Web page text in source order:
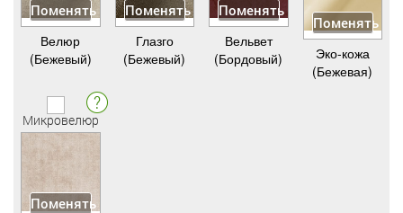
Поменять
Велюр
(Бежевый)
Поменять
Глазго
(Бежевый)
Поменять
Вельвет
(Бордовый)
Поменять
Эко-кожа
(Бежевая)
Микровелюр
Поменять